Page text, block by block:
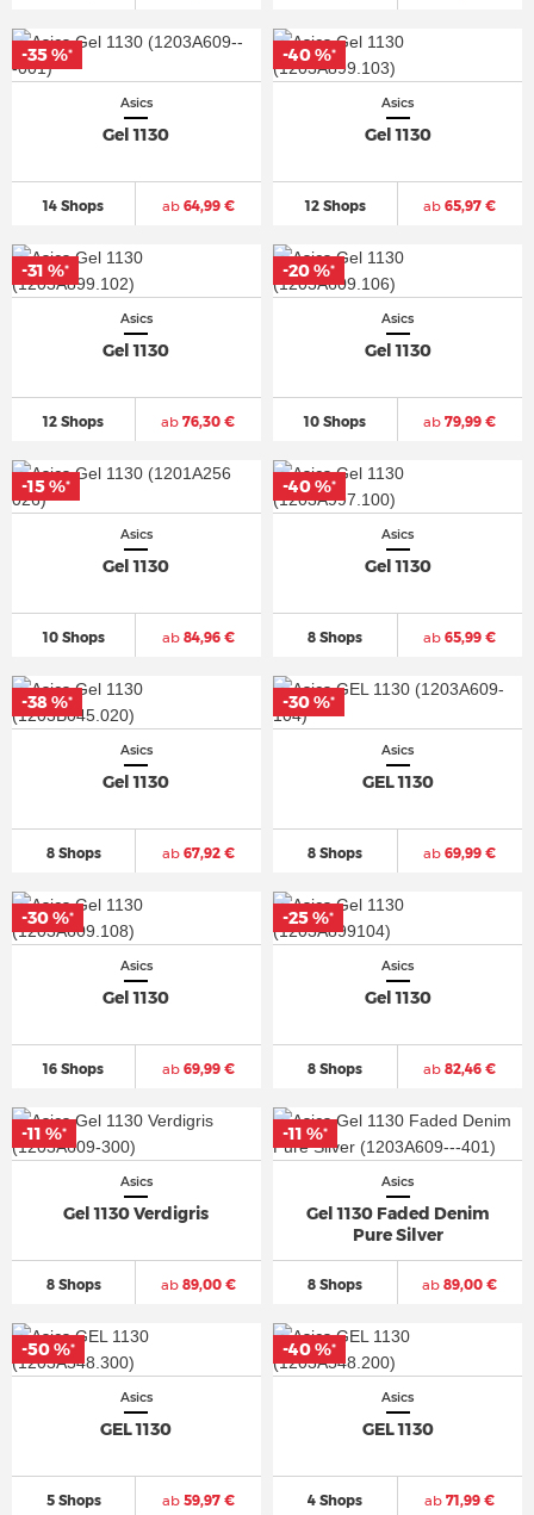
Asics
Gel 1130
14 Shops ab64,99 €
-35 %*
Asics
Gel 1130
12 Shops ab 65,97 €
-40 %*
Asics
Gel 1130
12 Shops ab 76,30 €
-31 %*
Asics
Gel 1130
10 Shops ab 79,99 €
-20 %*
Asics
Gel 1130
10 Shops ab84,96 €
-15 %*
Asics
Gel 1130
8 Shops ab 65,99 €
-40 %*
Asics
Gel 1130
8 Shops ab67,92 €
-38 %*
Asics
GEL 1130
8 Shops ab 69,99 €
-30 %*
Asics
Gel 1130
16 Shops ab69,99 €
-30 %*
Asics
Gel 1130
8 Shops ab 82,46 €
-25 %*
Asics
Gel 1130 Verdigris
8 Shops ab89,00 €
-11 %*
Asics
Gel 1130 Faded Denim
Pure Silver
8 Shops ab 89,00 €
-11 %*
Asics
GEL 1130
5 Shops ab59,97 €
-50 %*
Asics
GEL 1130
4 Shops ab 71,99 €
-40 %*